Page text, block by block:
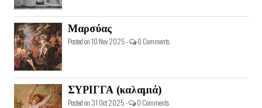
Μαρσύας
Posted on 10 Nov 2025 - 0 Comments
ΣΥΡΙΓΓΑ (καλαμιά)
Posted on 31 Oct 2025 - 0 Comments